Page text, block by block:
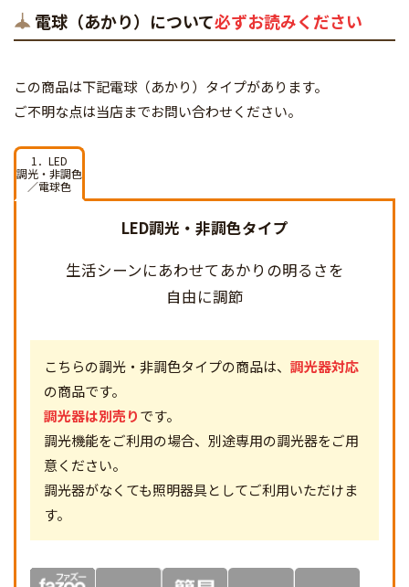
電球（あかり）について必ずお読みください
この商品は下記電球（あかり）タイプがあります。
ご不明な点は当店までお問い合わせください。
1．LED
調光・非調色
／電球色
LED調光・非調色タイプ
生活シーンにあわせてあかりの明るさを
自由に調節
こちらの調光・非調色タイプの商品は、 調光器対応
の商品です。
調光器は別売りです。
調光機能をご利用の場合、別途専用の調光器をご用
意ください。
調光器がなくても照明器具としてご利用いただけま
す。